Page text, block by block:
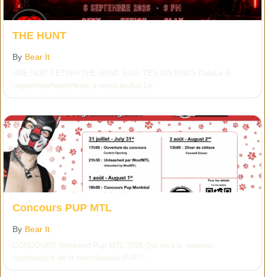
THE HUNT
By Bear It
UNE NUIT FETISH THE HUNT SUIS TES INSTINCS DateLe 6
SeptembreHeureHeure a venirLieuBar Le...
Concours PUP MTL
By Bear It
CONCOURS Weekend Pup MTL 2026 Qui sera le nouveau
représentant de la communauté PUP?...